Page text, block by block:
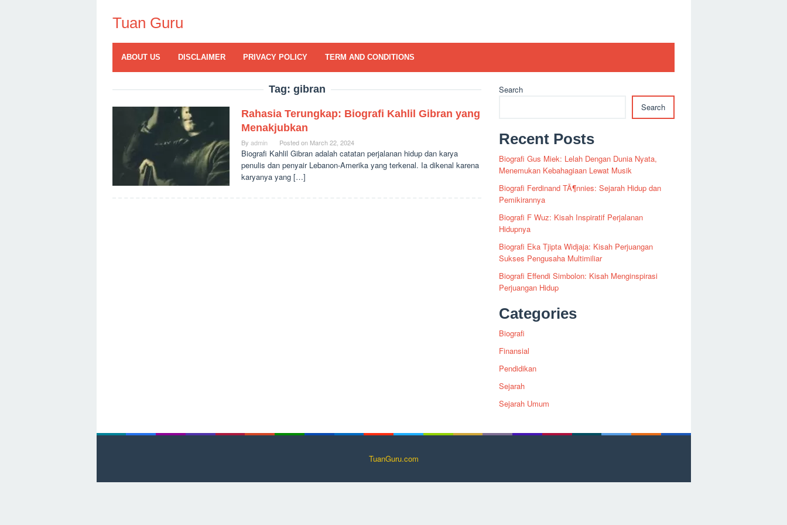
contentTuan Guru
ABOUT US DISCLAIMER PRIVACY POLICY TERM AND CONDITIONS
Tag: gibran
Rahasia Terungkap: Biografi Kahlil Gibran yang
Menakjubkan
By admin Posted on March 22, 2024
Biografi Kahlil Gibran adalah catatan perjalanan hidup dan karya
penulis dan penyair Lebanon-Amerika yang terkenal. Ia dikenal karena
karyanya yang […]
Search
Search
Recent Posts
Biografi Gus Miek: Lelah Dengan Dunia Nyata,
Menemukan Kebahagiaan Lewat Musik
Biografi Ferdinand TÃ¶nnies: Sejarah Hidup dan
Pemikirannya
Biografi F Wuz: Kisah Inspiratif Perjalanan
Hidupnya
Biografi Eka Tjipta Widjaja: Kisah Perjuangan
Sukses Pengusaha Multimiliar
Biografi Effendi Simbolon: Kisah Menginspirasi
Perjuangan Hidup
Categories
Biografi
Finansial
Pendidikan
Sejarah
Sejarah Umum
TuanGuru.com